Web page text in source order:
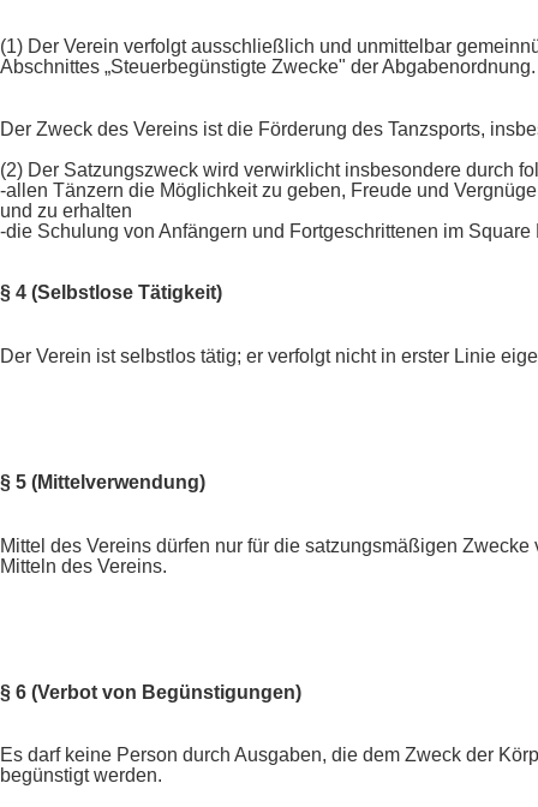
(1) Der Verein verfolgt ausschließlich und unmittelbar
Abschnittes „Steuerbegünstigte Zwecke" der Abgabenordnung.
Der Zweck des Vereins ist die Förderung des Tanzsports,
(2) Der Satzungszweck wird verwirklicht insbesondere durch
-allen Tänzern die Möglichkeit zu geben, Freude und
und zu erhalten
-die Schulung von Anfängern und Fortgeschrittenen im
§ 4 (Selbstlose Tätigkeit)
Der Verein ist selbstlos tätig; er verfolgt nicht in erster Linie
§ 5 (Mittelverwendung)
Mittel des Vereins dürfen nur für die satzungsmäßigen
Mitteln des Vereins.
§ 6 (Verbot von Begünstigungen)
Es darf keine Person durch Ausgaben, die dem Zweck der
begünstigt werden.